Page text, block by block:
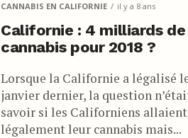
CANNABIS EN CALIFORNIE il y a 8 ans
Californie : 4 milliards
cannabis pour 2018 ?
Lorsque la Californie a légalisé
janvier dernier, la question
savoir si les Californiens
légalement leur cannabis mais...